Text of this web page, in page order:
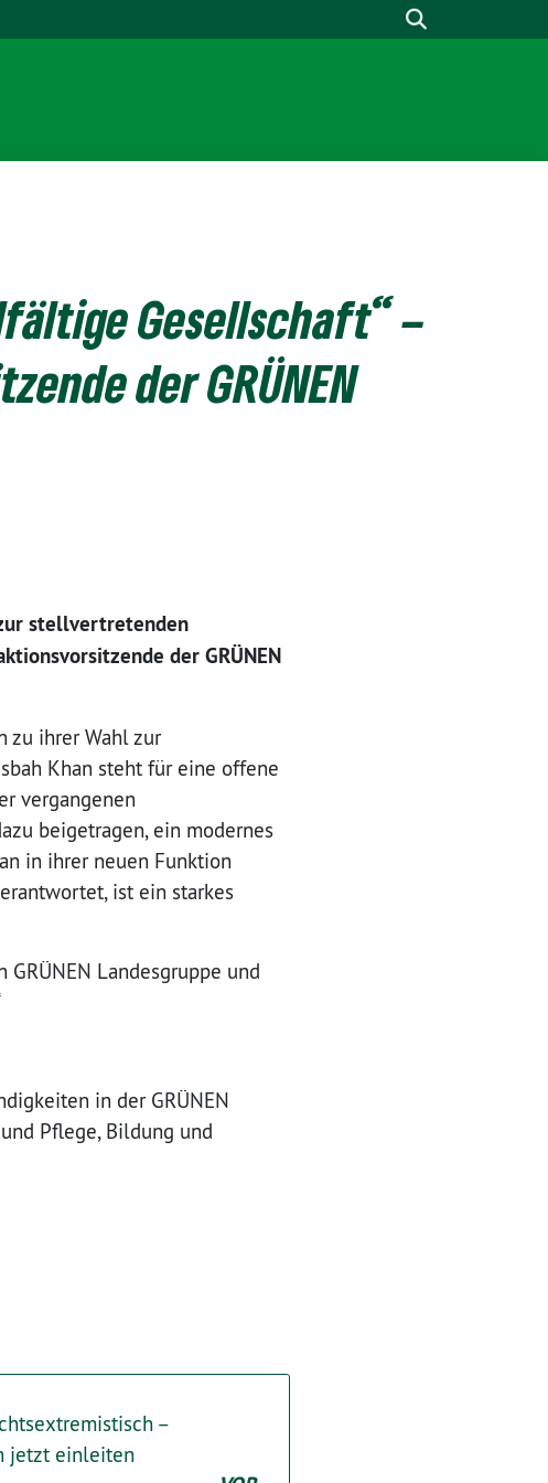
Gesellschaft“ –
der GRÜNEN
stellvertretenden
der GRÜNEN
zu ihrer Wahl zur
Khan steht für eine offene
vergangenen
beigetragen, ein modernes
in ihrer neuen Funktion
ist ein starkes
Landesgruppe und
in der GRÜNEN
Pflege, Bildung und
–
jetzt einleiten